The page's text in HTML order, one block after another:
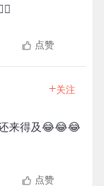
点赞
+关注
来得及😂😂😂
点赞